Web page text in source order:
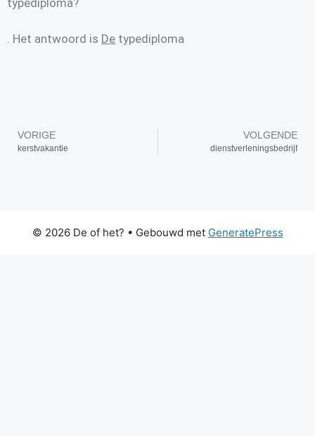
typediploma?
. Het antwoord is De typediploma
VORIGE
kerstvakantie
VOLGENDE
dienstverleningsbedrijf
© 2026 De of het? • Gebouwd met GeneratePress